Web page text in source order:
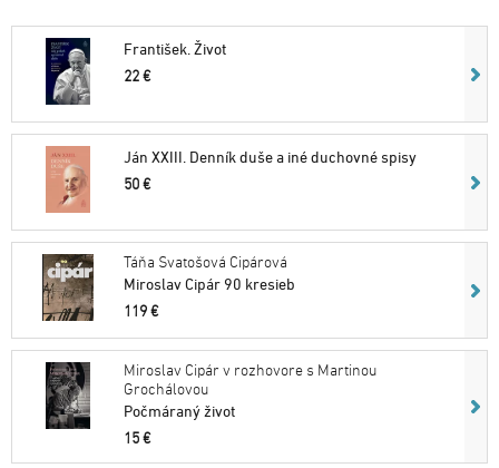
František. Život
22 €
Ján XXIII. Denník duše a iné duchovné spisy
50 €
Táňa Svatošová Cipárová
Miroslav Cipár 90 kresieb
119 €
Miroslav Cipár v rozhovore s Martinou
Grochálovou
Počmáraný život
15 €